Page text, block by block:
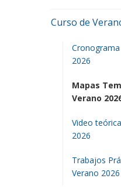
Curso de
2026
Mapas
Verano
Video
2026
Trabajos
Verano 2026